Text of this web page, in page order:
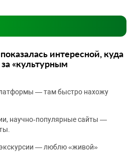
интересной, куда
«культурным
— там быстро нахожу
научно‑популярные сайты —
— люблю «живой»